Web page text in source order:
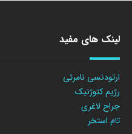
لینک های مفید
ارتودنسی نامرئی
رژیم کتوژنیک
جراح لاغری
تام استخر